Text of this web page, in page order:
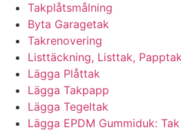
Takplåtsmålning
Byta Garagetak
Takrenovering
Listtäckning, Listtak,
Lägga Plåttak
Lägga Takpapp
Lägga Tegeltak
Lägga EPDM Gummiduk: